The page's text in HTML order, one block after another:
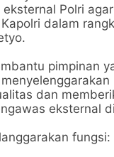
Polri
dalam
pimpinan
dan
eksternal
fungsi: